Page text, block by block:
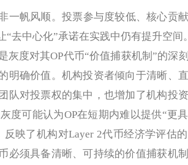
帆风顺。投票参与度较低、核心贡
去中心化”承诺在实践中仍有提升空间。
度对其OP代币“价值捕获机制”的深
明确价值。机构投资者倾向于清晰、
队对投票权的集中，也增加了机构投资
度可能认为OP在短期内难以提供“更
反映了机构对Layer 2代币经济学评估
必须具备清晰、可持续的价值捕获机